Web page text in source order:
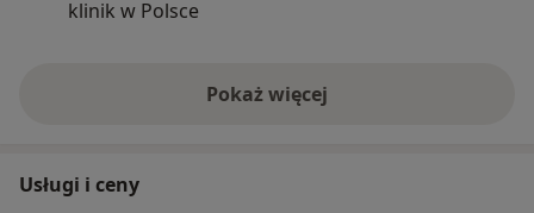
klinik w Polsce
Pokaż więcejo doświadczeniu
Usługi i ceny